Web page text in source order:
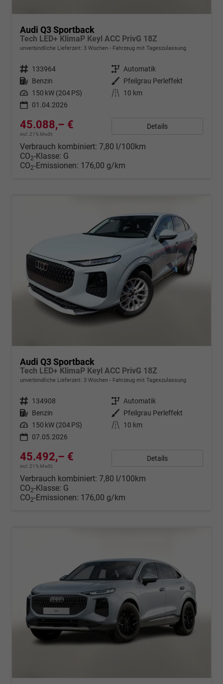
Audi Q3 Sportback
Tech LED+ KlimaP Keyl ACC PrivG 18Z
unverbindliche Lieferzeit: 3 Wochen Fahrzeug mit Tageszulassung
Fahrzeugnr. 133964 Getriebe Automatik
Kraftstoff Benzin Außenfarbe Pfeilgrau Perleffekt
Leistung 150 kW (204 PS) Kilometerstand
10 km
01.04.2026
45.088,– €
incl. 21% MwSt.
Details
Verbrauch kombiniert: 7,80 l/100km
CO2-Klasse: G
CO2-Emissionen: 176,00 g/km
Audi Q3 Sportback
Tech LED+ KlimaP Keyl ACC PrivG 18Z
unverbindliche Lieferzeit: 3 Wochen Fahrzeug mit Tageszulassung
Fahrzeugnr. 134908 Getriebe Automatik
Kraftstoff Benzin Außenfarbe Pfeilgrau Perleffekt
Leistung 150 kW (204 PS) Kilometerstand
10 km
07.05.2026
45.492,– €
incl. 21% MwSt.
Details
Verbrauch kombiniert: 7,80 l/100km
CO2-Klasse: G
CO2-Emissionen: 176,00 g/km